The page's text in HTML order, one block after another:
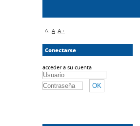
A- A A+
Conectarse
acceder a su cuenta